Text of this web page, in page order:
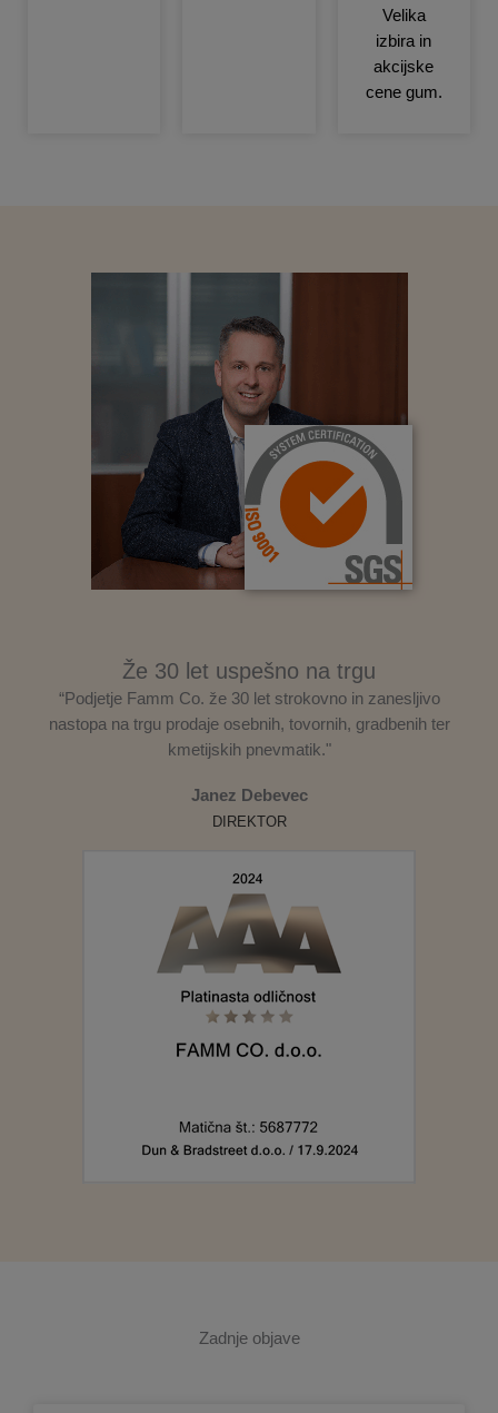
Velika
izbira in
akcijske
cene gum.
Že 30 let uspešno na trgu
“Podjetje Famm Co. že 30 let strokovno in zanesljivo
nastopa na trgu prodaje osebnih, tovornih, gradbenih ter
kmetijskih pnevmatik."
Janez Debevec
DIREKTOR
Zadnje objave